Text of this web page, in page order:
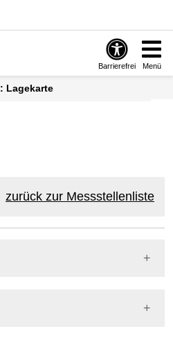
Barrierefrei Menü
: Lagekarte
zurück zur Messstellenliste